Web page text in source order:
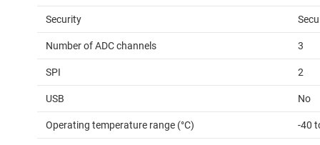
Security
Number of ADC channels 3
SPI 2
USB No
Operating temperature range (°C) -40